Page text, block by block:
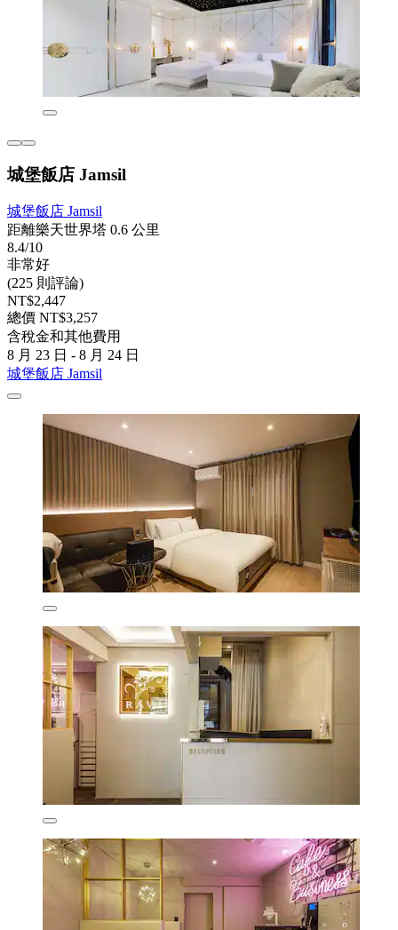
城堡飯店 Jamsil
城堡飯店 Jamsil
距離樂天世界塔 0.6 公里
8.4/10
非常好
(225 則評論)
NT$2,447
總價 NT$3,257
含稅金和其他費用
8 月 23 日 - 8 月 24 日
城堡飯店 Jamsil